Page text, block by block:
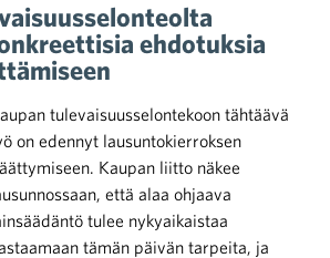
ehdotuksia
tulevaisuusselontekoon tähtäävä
on edennyt lausuntokierroksen
Kaupan liitto näkee
että alaa ohjaava
tulee nykyaikaistaa
tämän päivän tarpeita, ja